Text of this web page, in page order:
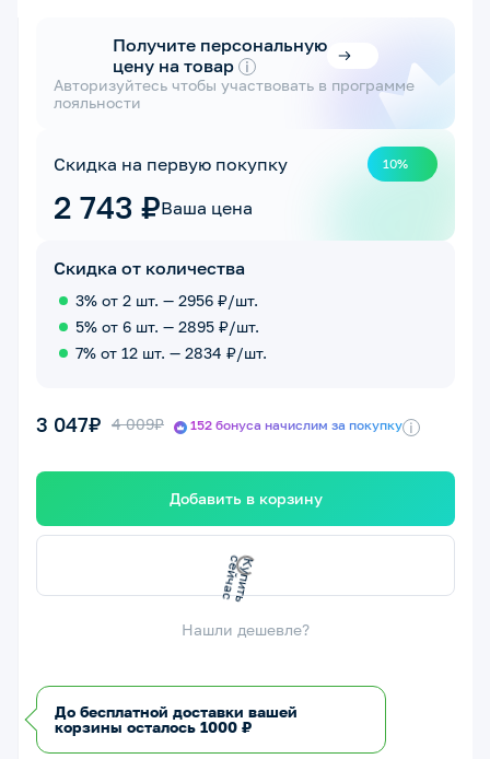
Получите персональную
цену на товар i
Авторизуйтесь чтобы участвовать в программе
лояльности
Скидка на первую покупку 10%
2 743 ₽Ваша цена
Скидка от количества
3% от 2 шт. — 2956 ₽/шт.
5% от 6 шт. — 2895 ₽/шт.
7% от 12 шт. — 2834 ₽/шт.
3 047₽ 4 009₽ 152 бонуса начислим за покупку i
Добавить в корзину
К
у
п
и
т
ь
с
е
й
ч
а
с
Нашли дешевле?
До бесплатной доставки вашей
корзины осталось 1000 ₽